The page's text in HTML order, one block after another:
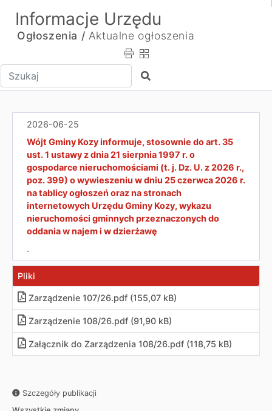
Informacje Urzędu
Ogłoszenia / Aktualne ogłoszenia
Wpisz tekst do wyszukania Szukaj
2026-06-25
Wójt Gminy Kozy informuje, stosownie do art. 35
ust. 1 ustawy z dnia 21 sierpnia 1997 r. o
gospodarce nieruchomościami (t. j. Dz. U. z 2026 r.,
poz. 399) o wywieszeniu w dniu 25 czerwca 2026 r.
na tablicy ogłoszeń oraz na stronach
internetowych Urzędu Gminy Kozy, wykazu
nieruchomości gminnych przeznaczonych do
oddania w najem i w dzierżawę
.
Pliki
Zarządzenie 107/26.pdf (155,07 kB)
Zarządzenie 108/26.pdf (91,90 kB)
Załącznik do Zarządzenia 108/26.pdf (118,75 kB)
Szczegóły publikacji